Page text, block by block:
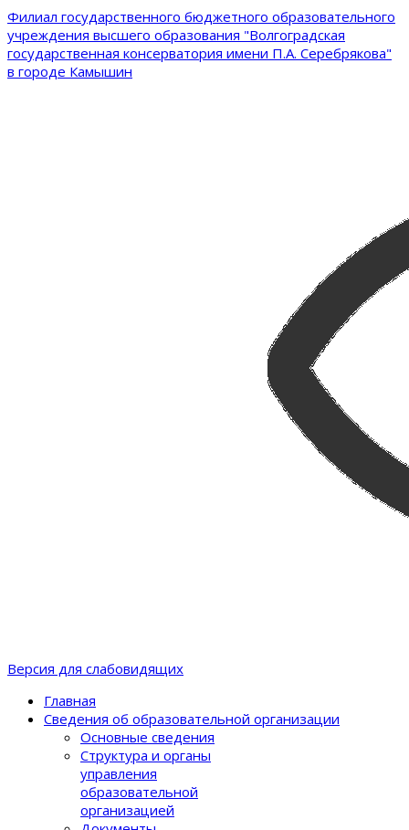
Филиал государственного бюджетного образовательного
учреждения высшего образования "Волгоградская
государственная консерватория имени П.А. Серебрякова"
в городе Камышин
Версия для слабовидящих
Главная
Сведения об образовательной организации
Основные сведения
Структура и органы
управления
образовательной
организацией